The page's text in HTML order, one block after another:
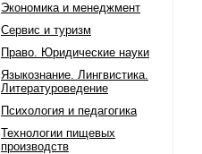
Экономика и менеджмент
Сервис и туризм
Право. Юридические науки
Языкознание. Лингвистика.
Литературоведение
Психология и педагогика
Технологии пищевых
производств